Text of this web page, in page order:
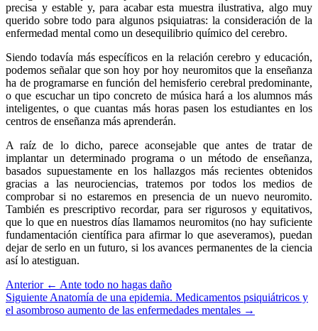
precisa y estable y, para acabar esta muestra ilustrativa, algo muy
querido sobre todo para algunos psiquiatras: la consideración de la
enfermedad mental como un desequilibrio químico del cerebro.
Siendo todavía más específicos en la relación cerebro y educación,
podemos señalar que son hoy por hoy neuromitos que la enseñanza
ha de programarse en función del hemisferio cerebral predominante,
o que escuchar un tipo concreto de música hará a los alumnos más
inteligentes, o que cuantas más horas pasen los estudiantes en los
centros de enseñanza más aprenderán.
A raíz de lo dicho, parece aconsejable que antes de tratar de
implantar un determinado programa o un método de enseñanza,
basados supuestamente en los hallazgos más recientes obtenidos
gracias a las neurociencias, tratemos por todos los medios de
comprobar si no estaremos en presencia de un nuevo neuromito.
También es prescriptivo recordar, para ser rigurosos y equitativos,
que lo que en nuestros días llamamos neuromitos (no hay suficiente
fundamentación científica para afirmar lo que aseveramos), puedan
dejar de serlo en un futuro, si los avances permanentes de la ciencia
así lo atestiguan.
Anterior ← Ante todo no hagas daño
Siguiente Anatomía de una epidemia. Medicamentos psiquiátricos y
el asombroso aumento de las enfermedades mentales →